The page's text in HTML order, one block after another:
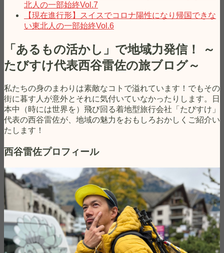
北人の一部始終Vol.7
【現在進行形】スイスでコロナ陽性になり帰国できな
い東北人の一部始終Vol.6
「あるもの活かし」で地域力発信！ ～
たびすけ代表西谷雷佐の旅ブログ～
私たちの身のまわりは素敵なコトで溢れています！でもその
街に暮す人が意外とそれに気付いていなかったりします。日
本中（時には世界を）飛び回る着地型旅行会社「たびすけ」
代表の西谷雷佐が、地域の魅力をおもしろおかしくご紹介い
たします！
西谷雷佐プロフィール